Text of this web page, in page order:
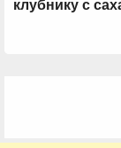
клубнику с